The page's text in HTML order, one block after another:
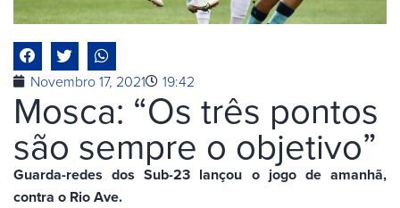
Novembro 17, 2021 19:42
Mosca: “Os três pontos
são sempre o objetivo”
Guarda-redes dos Sub-23 lançou o jogo de amanhã,
contra o Rio Ave.